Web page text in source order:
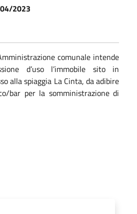
2023
comunale intende
d’uso l’immobile sito in
alla spiaggia La Cinta, da adibire
bar per la somministrazione di